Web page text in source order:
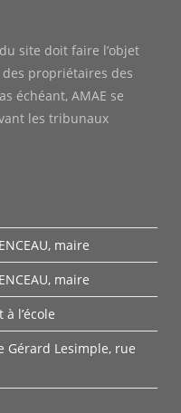
site doit faire l’objet
des propriétaires des
échéant, AMAE se
les tribunaux
maire
maire
l’école
Gérard Lesimple, rue